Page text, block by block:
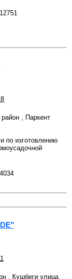
, Паркент
по изготовлению
, Кушбеги улица,